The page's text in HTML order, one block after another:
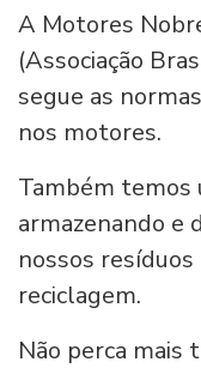
A Motores
(Associação
segue as
nos motores.
Também temos
armazenando e
nossos
reciclagem.
Não perca mais